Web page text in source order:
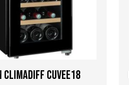
Climadiff CUVEE18